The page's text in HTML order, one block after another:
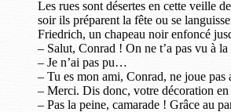
Les rues sont désertes en cette veille
soir ils préparent la fête ou se
Friedrich, un chapeau noir enfoncé
– Salut, Conrad ! On ne t’a pas vu à
– Je n’ai pas pu…
– Tu es mon ami, Conrad, ne joue
– Merci. Dis donc, votre décoration
– Pas la peine, camarade ! Grâce au